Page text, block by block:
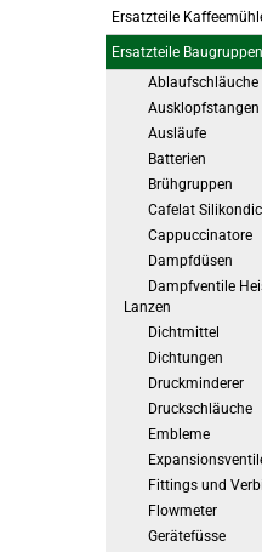
Ersatzteile
Ersatzteile Baugruppen
Ablaufschläuche
Ausklopfstangen
Ausläufe
Batterien
Brühgruppen
Cafelat
Cappuccinatore
Dampfdüsen
Dampfventile
Lanzen
Dichtmittel
Dichtungen
Druckminderer
Druckschläuche
Embleme
Fittings und
Flowmeter
Gerätefüsse